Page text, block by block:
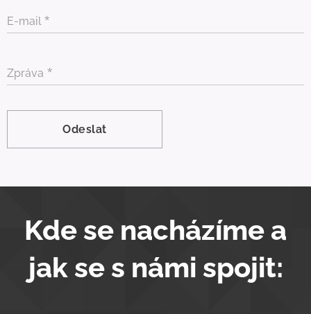
E-mail
Zpráva
Odeslat
Kde se nacházíme a
jak se s námi spojit: